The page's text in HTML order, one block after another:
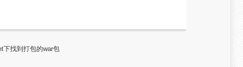
下找到打包的war包